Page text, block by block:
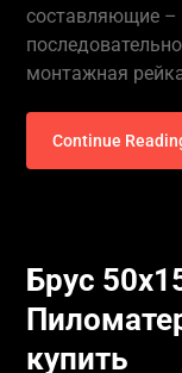
составляющие
монтажная
Continue
Брус
купить